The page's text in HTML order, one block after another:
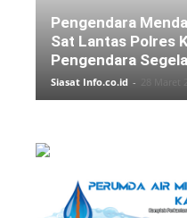
Pengendara
Sat Lantas Polres
Pengendara
Siasat Info.co.id -